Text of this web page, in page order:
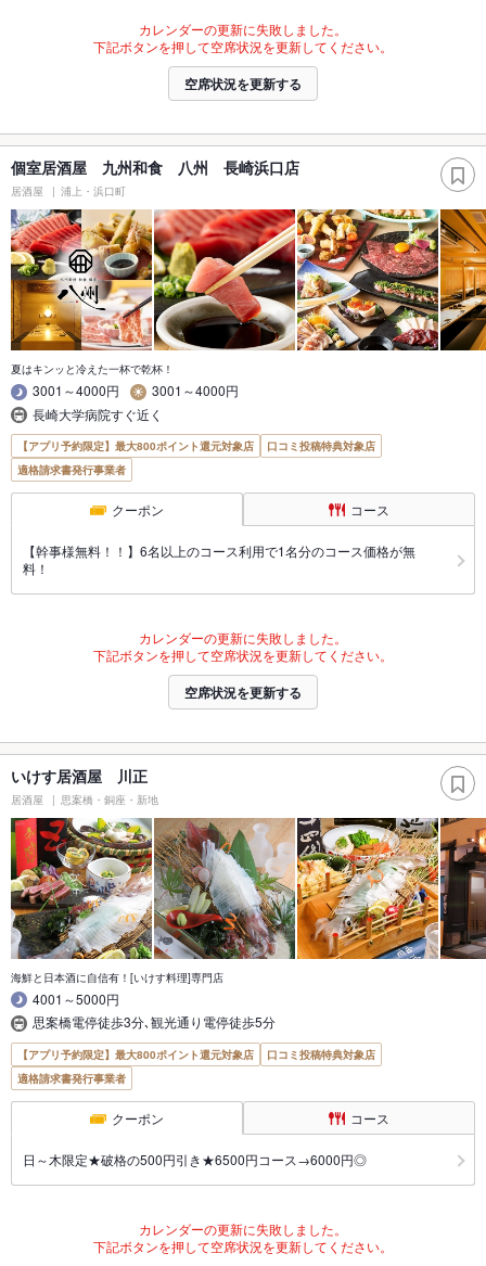
カレンダーの更新に失敗しました。
下記ボタンを押して空席状況を更新してください。
空席状況を更新する
個室居酒屋 九州和食 八州 長崎浜口店
居酒屋 浦上・浜口町
夏はキンッと冷えた一杯で乾杯！
3001～4000円
3001～4000円
長崎大学病院すぐ近く
【アプリ予約限定】最大800ポイント還元対象店
口コミ投稿特典対象店
適格請求書発行事業者
クーポン コース
【幹事様無料！！】6名以上のコース利用で1名分のコース価格が無
料！
カレンダーの更新に失敗しました。
下記ボタンを押して空席状況を更新してください。
空席状況を更新する
いけす居酒屋 川正
居酒屋 思案橋・銅座・新地
海鮮と日本酒に自信有！[いけす料理]専門店
4001～5000円
思案橋電停徒歩3分､観光通り電停徒歩5分
【アプリ予約限定】最大800ポイント還元対象店
口コミ投稿特典対象店
適格請求書発行事業者
クーポン コース
日～木限定★破格の500円引き★6500円コース→6000円◎
カレンダーの更新に失敗しました。
下記ボタンを押して空席状況を更新してください。